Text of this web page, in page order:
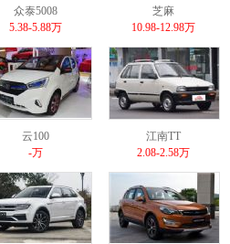
众泰5008
5.38-5.88万
芝麻
10.98-12.98万
云100
-万
江南TT
2.08-2.58万